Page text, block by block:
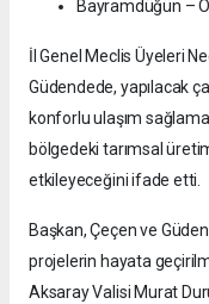
Bayramdüğün –
İl Genel Meclis Üyeleri
Güdendede, yapılacak
konforlu ulaşım
bölgedeki tarımsal
etkileyeceğini ifade etti.
Başkan, Çeçen ve
projelerin hayata
Aksaray Valisi Murat